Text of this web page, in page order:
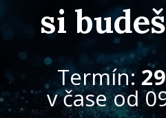
si
Termín:
v čase od